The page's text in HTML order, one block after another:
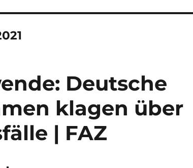
Deutsche
klagen über
| FAZ